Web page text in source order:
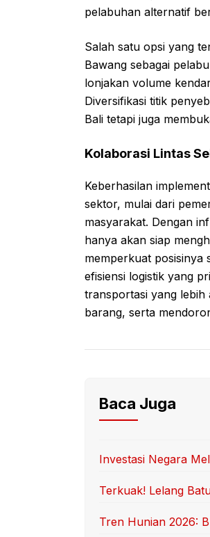
pelabuhan alternatif
Salah satu opsi yang
Bawang sebagai
lonjakan volume
Diversifikasi titik
Bali tetapi juga
Kolaborasi Lintas
Keberhasilan
sektor, mulai dari
masyarakat. Dengan
hanya akan siap
memperkuat posisinya
efisiensi logistik yang
transportasi yang lebih
barang, serta
Baca Juga
Investasi Negara
Terkuak! Lelang
Tren Hunian 2026: